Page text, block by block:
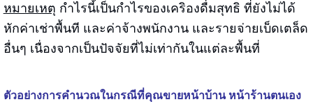
หมายเหตุ กำไรนี้เป็นกำไรของเคริองดื่มสุทธิ ที่ยังไม่ได้
หักค่าเช่าพื้นที และค่าจ้างพนักงาน และรายจ่ายเบ็ดเตล็ด
อื่นๆ เนื่องจากเป็นปัจจัยที่ไม่เท่ากันในแต่ละพื้นที่
ตัวอย่างการคำนวณในกรณีที่คุณขายหน้าบ้าน หน้าร้านตนเอง